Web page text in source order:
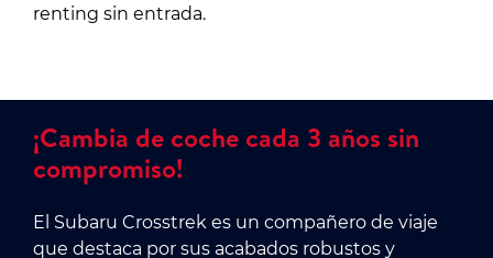
renting sin entrada.
¡Cambia de coche cada 3 años sin
compromiso!
El Subaru Crosstrek es un compañero de viaje
que destaca por sus acabados robustos y